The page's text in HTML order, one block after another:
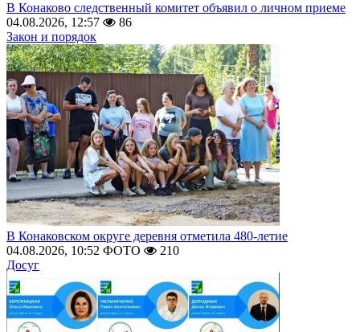
В Конаково следственный комитет объявил о личном приеме
04.08.2026, 12:57
86
Закон и порядок
В Конаковском округе деревня отметила 480-летие
04.08.2026, 10:52 ФОТО
210
Досуг